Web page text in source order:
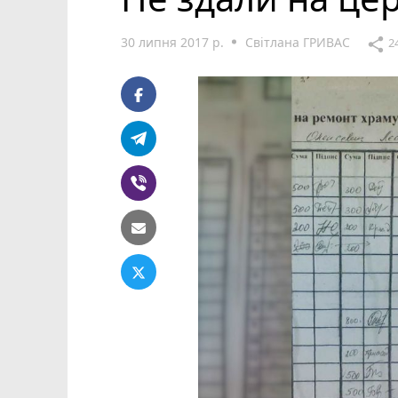
30 липня 2017 р. Світлана ГРИВАС share